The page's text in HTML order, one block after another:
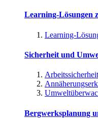
Learning-Lösungen
Learning-
Sicherheit und
Arbeitssicherheit
Bergwerksplanung